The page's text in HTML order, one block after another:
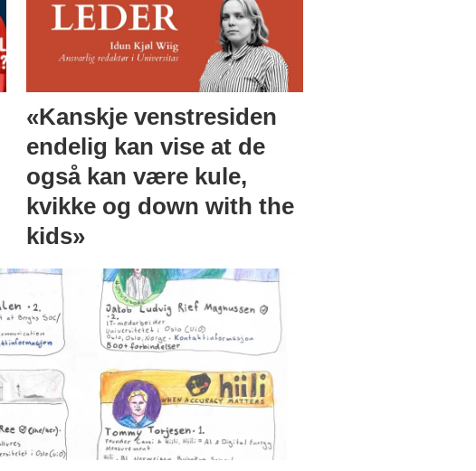
«Kanskje venstresiden
endelig kan vise at de
også kan være kule,
kvikke og down with the
kids»